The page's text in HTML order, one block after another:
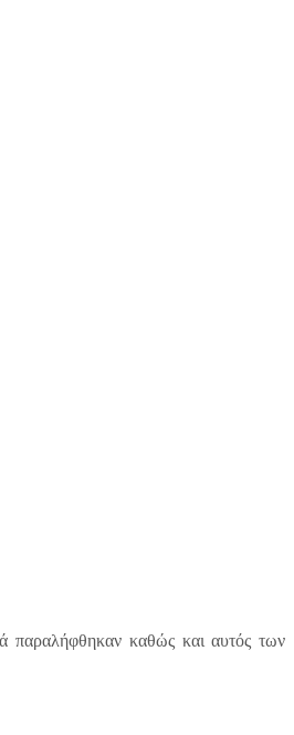
παραλήφθηκαν καθώς και αυτός των